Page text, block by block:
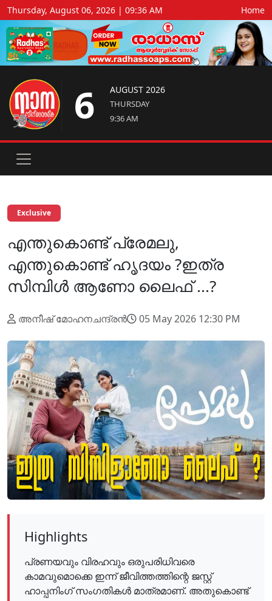
Thursday, August 06, 2026 | 09:36 AM Home
6 AUGUST 2026
THURSDAY
9:36 AM
Exclusive
എന്തുകൊണ്ട് പ്രേമലു,
എന്തുകൊണ്ട് ഹൃദയം ?ഇത്ര
സിമ്പിൾ ആണോ ലൈഫ് ...?
അനീഷ് മോഹനചന്ദ്രൻ 05 May 2026 12:30 PM
Highlights
പ്രണയവും വിരഹവും ഒരുപരിധിവരെ
കാമവുമൊക്കെ ഇന്ന് ജീവിത്തത്തിന്റെ ജസ്റ്റ്
ഹാപ്പനിംഗ് സംഗതികൾ മാത്രമാണ്. അതുകൊണ്ട്